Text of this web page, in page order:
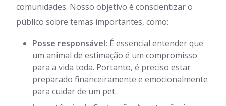
comunidades. Nosso objetivo é conscientizar o
público sobre temas importantes, como:
Posse responsável: É essencial entender que
um animal de estimação é um compromisso
para a vida toda. Portanto, é preciso estar
preparado financeiramente e emocionalmente
para cuidar de um pet.